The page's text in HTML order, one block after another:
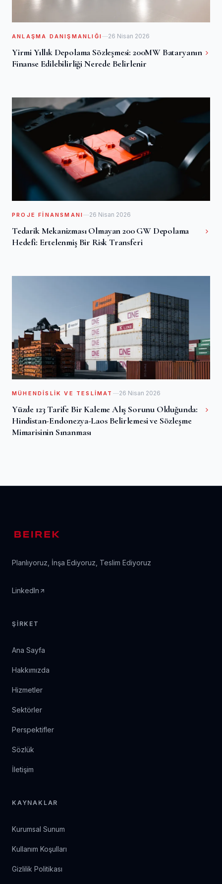
ANLAŞMA DANIŞMANLIĞI 26 Nisan 2026
Yirmi Yıllık Depolama Sözleşmesi: 200MW Bataryanın
Finanse Edilebilirliği Nerede Belirlenir
PROJE FINANSMANI 26 Nisan 2026
Tedarik Mekanizması Olmayan 200 GW Depolama
Hedefi: Ertelenmiş Bir Risk Transferi
MÜHENDISLIK VE TESLIMAT 26 Nisan 2026
Yüzde 123 Tarife Bir Kaleme Alış Sorunu Olduğunda:
Hindistan-Endonezya-Laos Belirlemesi ve Sözleşme
Mimarisinin Sınanması
Planlıyoruz, İnşa Ediyoruz, Teslim Ediyoruz
LinkedIn
ŞIRKET
Ana Sayfa
Hakkımızda
Hizmetler
Sektörler
Perspektifler
Sözlük
İletişim
KAYNAKLAR
Kurumsal Sunum
Kullanım Koşulları
Gizlilik Politikası